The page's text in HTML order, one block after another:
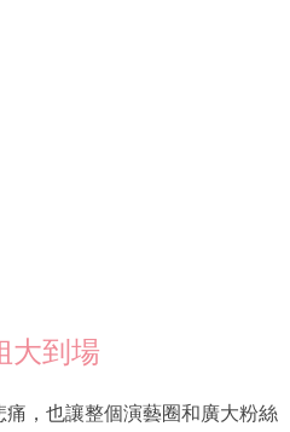
大到場
，也讓整個演藝圈和廣大粉絲